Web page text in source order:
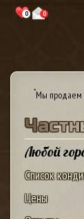
0 0
*Мы продаем
Частн
Любой
Список
Цены